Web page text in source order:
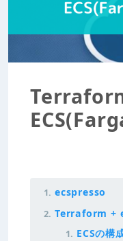
ecspresso
Terraform +
ECSの構